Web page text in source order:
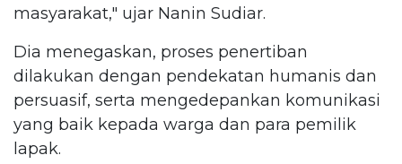
masyarakat," ujar Nanin Sudiar.
Dia menegaskan, proses penertiban
dilakukan dengan pendekatan humanis dan
persuasif, serta mengedepankan komunikasi
yang baik kepada warga dan para pemilik
lapak.